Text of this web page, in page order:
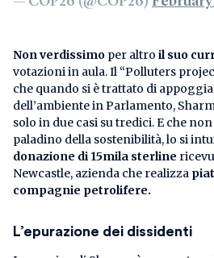
Non verdissimo per altro il suo
votazioni in aula. Il “Polluters
che quando si è trattato di
dell’ambiente in Parlamento,
solo in due casi su tredici. E che
paladino della sostenibilità, lo si
donazione di 15mila sterline
Newcastle, azienda che realizza
compagnie petrolifere.
L’epurazione dei dissidenti